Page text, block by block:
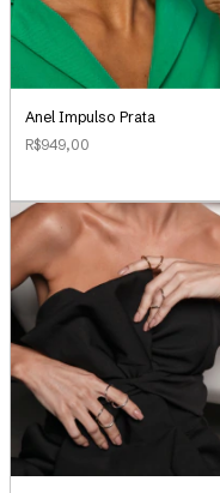
Anel Impulso Prata
R$949,00